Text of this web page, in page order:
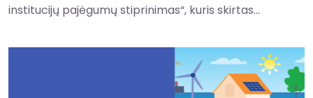
institucijų pajėgumų stiprinimas“, kuris skirtas...